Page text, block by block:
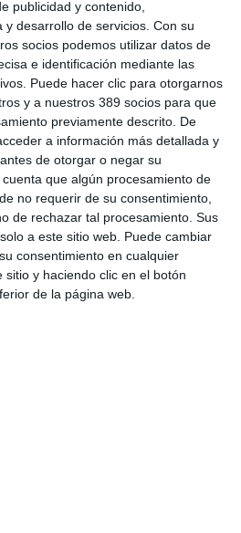
publicidad y contenido,
desarrollo de servicios. Con su
socios podemos utilizar datos de
e identificación mediante las
Puede hacer clic para otorgarnos
y a nuestros 389 socios para que
previamente descrito. De
a información más detallada y
de otorgar o negar su
cuenta que algún procesamiento de
no requerir de su consentimiento,
de rechazar tal procesamiento. Sus
a este sitio web. Puede cambiar
consentimiento en cualquier
sitio y haciendo clic en el botón
de la página web.
el seguro: qué funciona ya y qué sigue
de casi 4.000 millones y
para 2026
en el semestre y confirma sus
el beneficio operativo del negocio de
semestre
consultora especializada en inteligencia
Mancha y Mapfre refuerzan su